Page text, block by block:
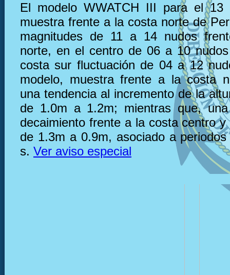
El modelo WWATCH III para el 13
muestra frente a la costa norte de
magnitudes de 11 a 14 nudos
norte, en el centro de 06 a 10
costa sur fluctuación de 04 a 12
modelo, muestra frente a la costa
una tendencia al incremento de la
de 1.0m a 1.2m; mientras que,
decaimiento frente a la costa centro
de 1.3m a 0.9m, asociado a
s. Ver aviso especial